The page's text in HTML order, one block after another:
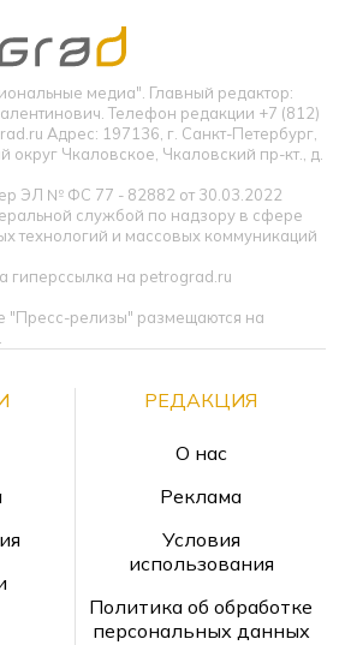
медиа". Главный редактор:
Телефон редакции +7 (812)
Адрес: 197136, г. Санкт-Петербург,
округ Чкаловское, Чкаловский пр-кт., д.
ЭЛ № ФС 77 - 82882 от 30.03.2022
службой по надзору в сфере
технологий и массовых коммуникаций
гиперссылка на petrograd.ru
"Пресс-релизы" размещаются на
РЕДАКЦИЯ
О нас
Реклама
Условия
использования
Политика об обработке
персональных данных